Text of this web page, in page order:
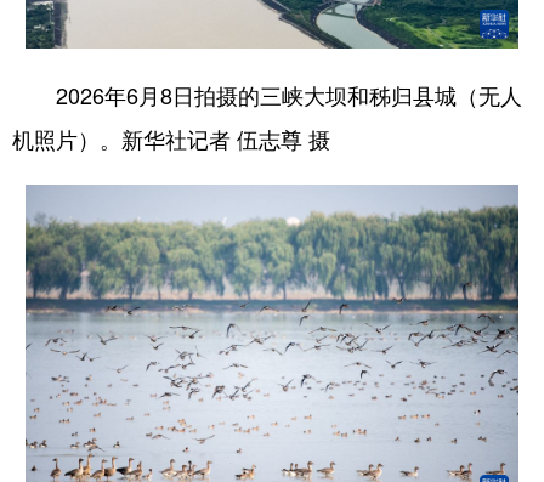
2026年6月8日拍摄的三峡大坝和秭归县城（无人
机照片）。新华社记者 伍志尊 摄